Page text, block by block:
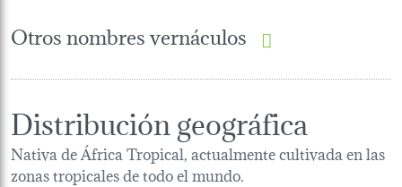
Otros nombres vernáculos
Distribución geográfica
Nativa de África Tropical, actualmente cultivada en las
zonas tropicales de todo el mundo.